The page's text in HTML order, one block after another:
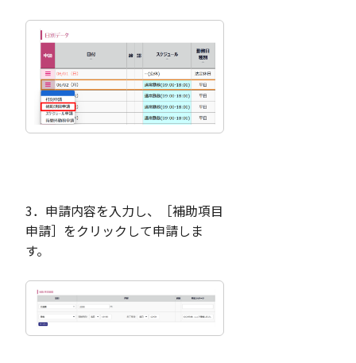
3．申請内容を入力し、［補助項目
申請］をクリックして申請しま
す。